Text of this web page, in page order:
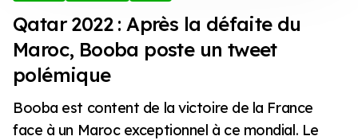
Qatar 2022 : Après la défaite du
Maroc, Booba poste un tweet
polémique
Booba est content de la victoire de la France
face à un Maroc exceptionnel à ce mondial. Le